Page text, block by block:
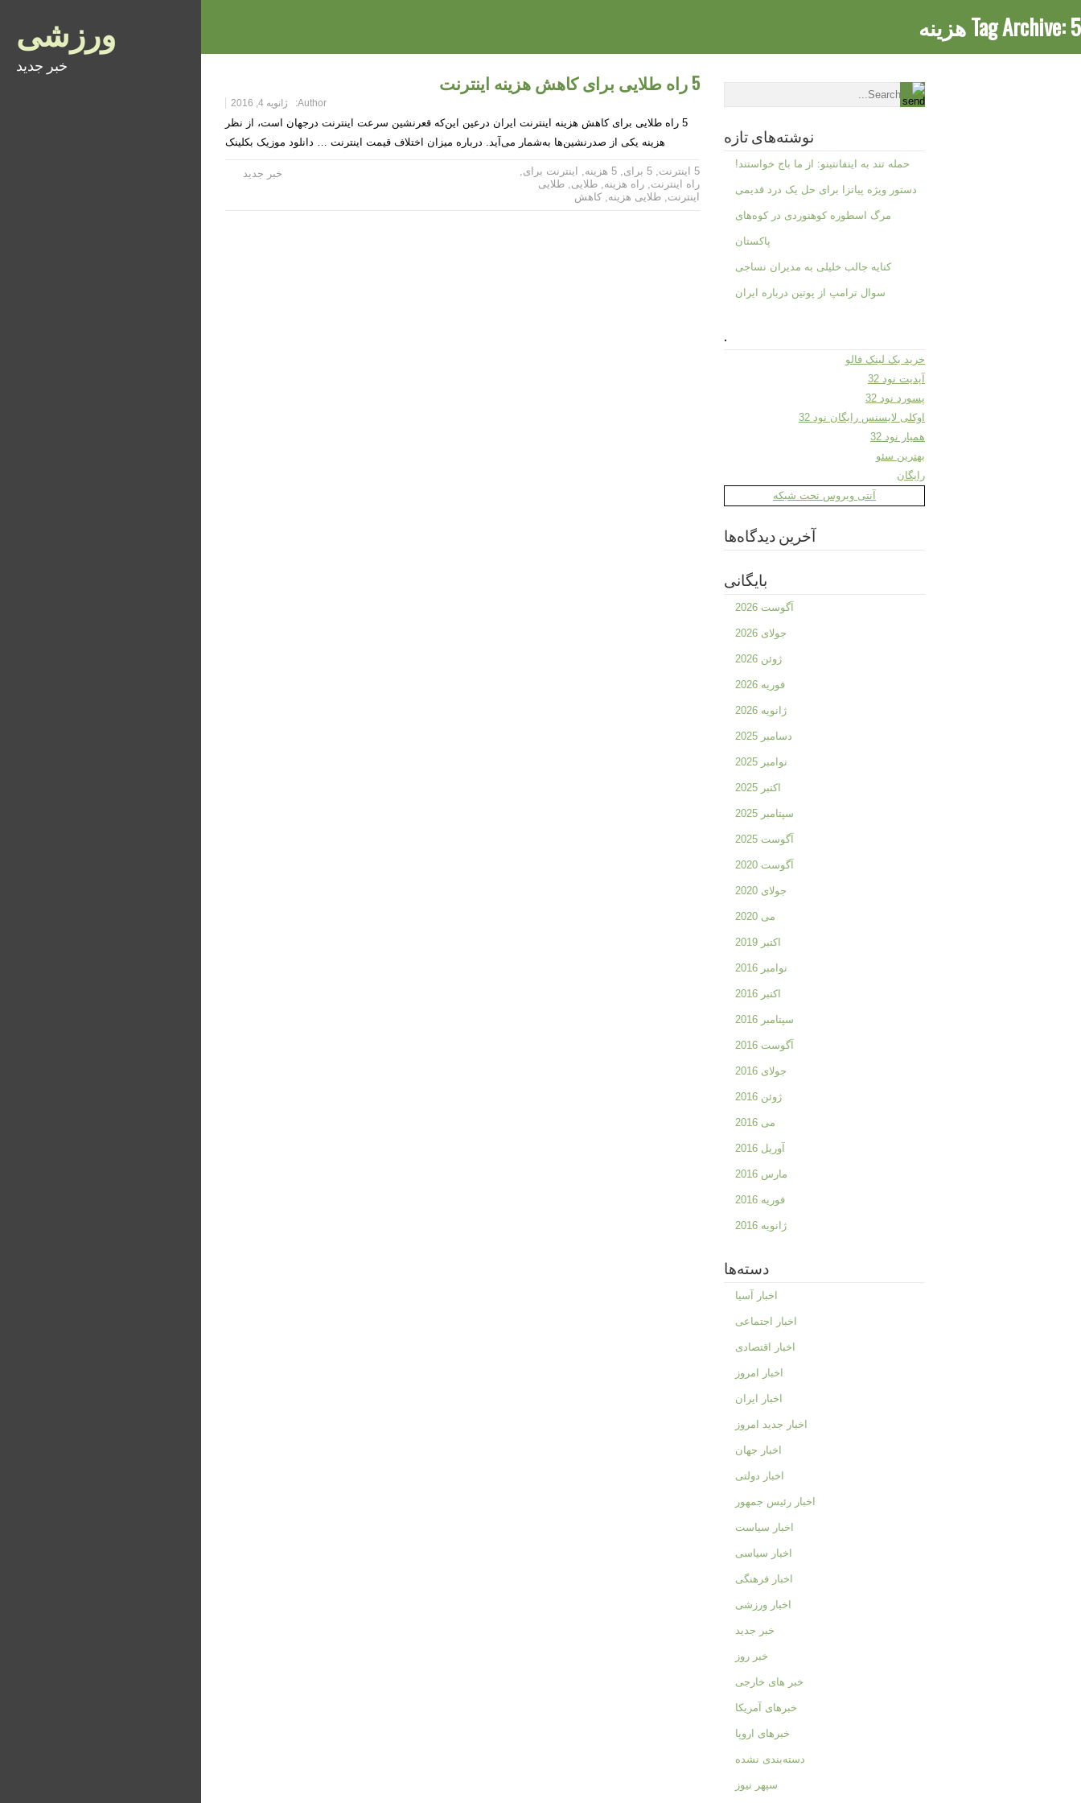
ورزشی
خبر جدید
Tag Archive:5 هزینه
5 راه طلایی برای کاهش هزینه اینترنت
Author: ژانویه 4, 2016
5 راه طلایی برای کاهش هزینه اینترنت ایران درعین این‌که قعرنشین سرعت اینترنت درجهان است، از نظر
هزینه یکی از صدرنشین‌ها به‌شمار می‌آید. درباره میزان اختلاف قیمت اینترنت … دانلود موزیک بکلینک
خبر جدید 5 اینترنت , 5 برای , 5 هزینه , اینترنت برای,
راه اینترنت, راه هزینه, طلایی, طلایی
اینترنت, طلایی هزینه, کاهش
نوشته‌های تازه
حمله تند به اینفانتینو: از ما باج خواستند!
دستور ویژه پیاتزا برای حل یک درد قدیمی
مرگ اسطوره کوهنوردی در کوه‌های
پاکستان
کنایه جالب خلیلی به مدیران نساجی
سوال ترامپ از پوتین درباره ایران
.
خرید بک لینک فالو
آپدیت نود 32
پسورد نود 32
اوکلی لایسنس رایگان نود 32
همیار نود 32
بهترین سئو
رایگان
آنتی ویروس تحت شبکه
آخرین دیدگاه‌ها
بایگانی
آگوست 2026
جولای 2026
ژوئن 2026
فوریه 2026
ژانویه 2026
دسامبر 2025
نوامبر 2025
اکتبر 2025
سپتامبر 2025
آگوست 2025
آگوست 2020
جولای 2020
می 2020
اکتبر 2019
نوامبر 2016
اکتبر 2016
سپتامبر 2016
آگوست 2016
جولای 2016
ژوئن 2016
می 2016
آوریل 2016
مارس 2016
فوریه 2016
ژانویه 2016
دسته‌ها
اخبار آسیا
اخبار اجتماعی
اخبار اقتصادی
اخبار امروز
اخبار ایران
اخبار جدید امروز
اخبار جهان
اخبار دولتی
اخبار رئیس جمهور
اخبار سیاست
اخبار سیاسی
اخبار فرهنگی
اخبار ورزشی
خبر جدید
خبر روز
خبر های خارجی
خبرهای آمریکا
خبرهای اروپا
دسته‌بندی نشده
سپهر نیوز